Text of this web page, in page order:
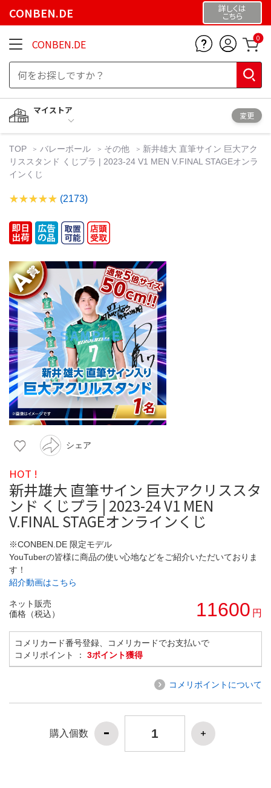
CONBEN.DE 詳しくは
こちら
CONBEN.DE 0
マイストア
変更
TOP バレーボール その他
新井雄大 直筆サイン 巨大アク
リススタンド くじプラ | 2023-24 V1 MEN V.FINAL STAGEオンラ
インくじ
(2173)
シェア
HOT !
新井雄大 直筆サイン 巨大アクリススタ
ンド くじプラ | 2023-24 V1 MEN
V.FINAL STAGEオンラインくじ
※CONBEN.DE 限定モデル
YouTuberの皆様に商品の使い心地などをご紹介いただいておりま
す！
紹介動画はこちら
ネット販売
価格（税込）
11600 円
コメリカード番号登録、コメリカードでお支払いで
コメリポイント ： 3ポイント獲得
コメリポイントについて
購入個数